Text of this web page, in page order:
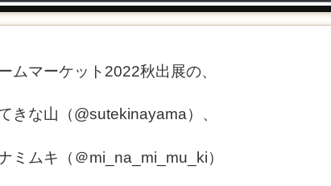
ムマーケット2022秋出展の、
きな山（@sutekinayama）、
ミムキ（＠mi_na_mi_mu_ki）